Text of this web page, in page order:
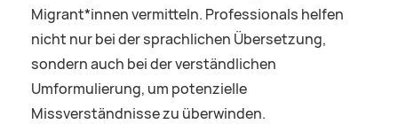
Migrant*innen vermitteln. Professionals helfen
nicht nur bei der sprachlichen Übersetzung,
sondern auch bei der verständlichen
Umformulierung, um potenzielle
Missverständnisse zu überwinden.